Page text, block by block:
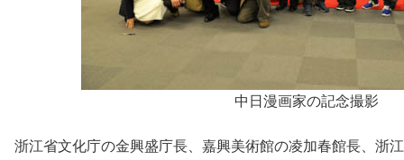
中日漫画家の記念撮影
浙江省文化庁の金興盛庁長、嘉興美術館の凌加春館長、浙